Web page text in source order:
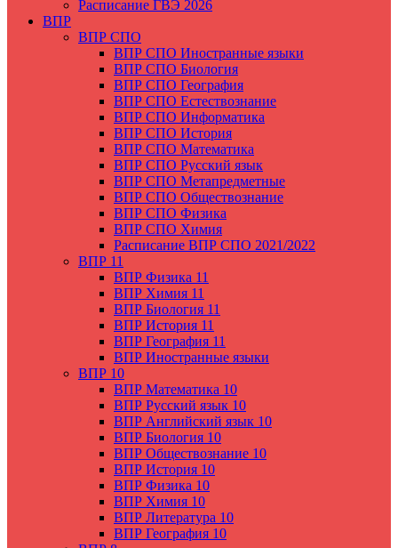
Расписание ГВЭ 2026
ВПР
ВПР СПО
ВПР СПО Иностранные языки
ВПР СПО Биология
ВПР СПО География
ВПР СПО Естествознание
ВПР СПО Информатика
ВПР СПО История
ВПР СПО Математика
ВПР СПО Русский язык
ВПР СПО Метапредметные
ВПР СПО Обществознание
ВПР СПО Физика
ВПР СПО Химия
Расписание ВПР СПО 2021/2022
ВПР 11
ВПР Физика 11
ВПР Химия 11
ВПР Биология 11
ВПР История 11
ВПР География 11
ВПР Иностранные языки
ВПР 10
ВПР Математика 10
ВПР Русский язык 10
ВПР Английский язык 10
ВПР Биология 10
ВПР Обществознание 10
ВПР История 10
ВПР Физика 10
ВПР Химия 10
ВПР Литература 10
ВПР География 10